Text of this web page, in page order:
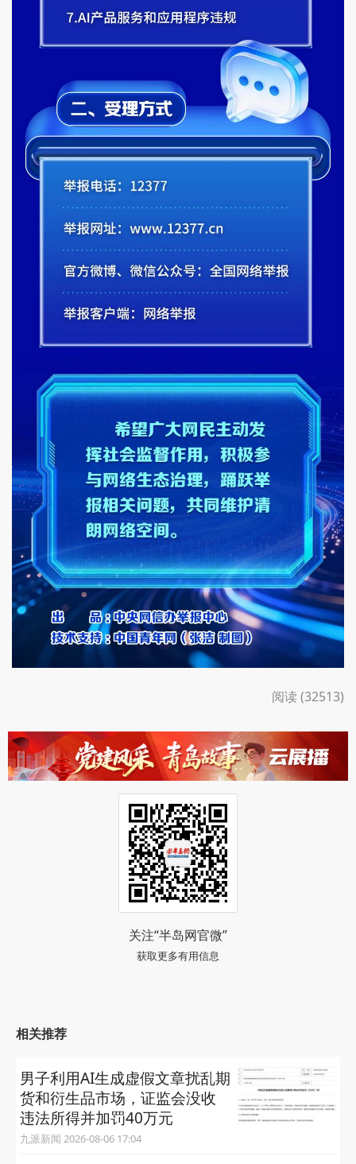
阅读 (32513)
关注“半岛网官微”
获取更多有用信息
相关推荐
男子利用AI生成虚假文章扰乱期
货和衍生品市场，证监会没收
违法所得并加罚40万元
九派新闻 2026-08-06 17:04